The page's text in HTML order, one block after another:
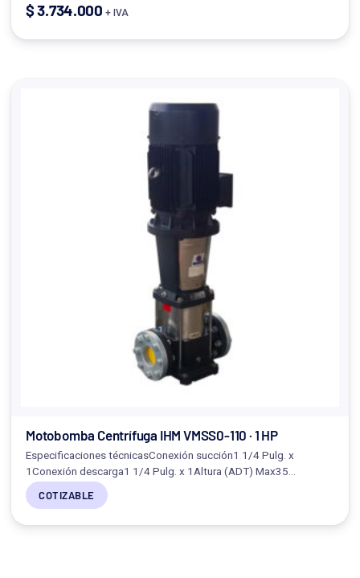
$3.734.000 + IVA
Motobomba Centrífuga IHM VMSS0-110 · 1 HP
Especificaciones técnicasConexión succión1 1/4 Pulg. x
1Conexión descarga1 1/4 Pulg. x 1Altura (ADT) Max35…
COTIZABLE